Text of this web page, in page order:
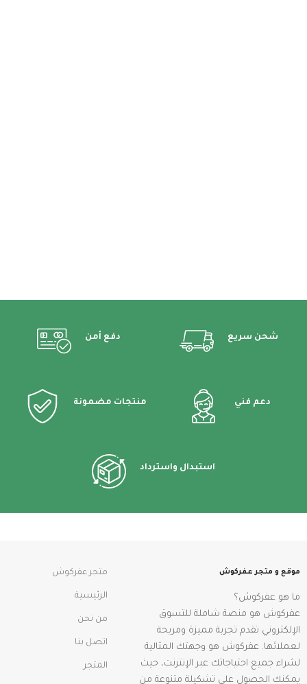
شحن سريع دفع أمن
دعم فني منتجات مضمونة
استبدال واسترداد
موقع و متجر عفركوش
ما هو عفركوش؟
عفركوش هو منصة شاملة للتسوق
الإلكتروني تقدم تجربة مميزة ومريحة
لعملائها. عفركوش هو وجهتك المثالية
لشراء جميع احتياجاتك عبر الإنترنت، حيث
يمكنك الحصول على تشكيلة متنوعة من
متجر عفركوش
الرئيسية
من نحن
اتصل بنا
المتجر